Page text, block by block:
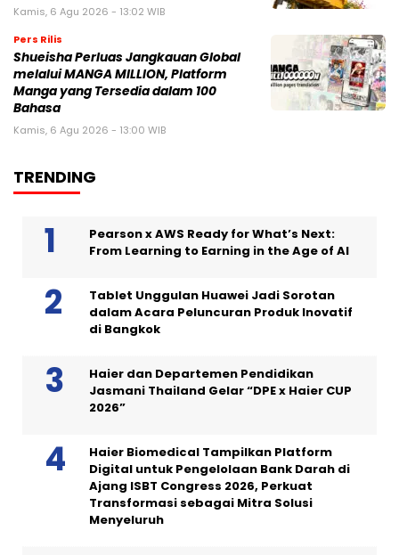
Kamis, 6 Agu 2026 - 13:02 WIB
Pers Rilis
Shueisha Perluas Jangkauan Global
melalui MANGA MILLION, Platform
Manga yang Tersedia dalam 100
Bahasa
Kamis, 6 Agu 2026 - 13:00 WIB
TRENDING
Pearson x AWS Ready for What’s Next:
From Learning to Earning in the Age of AI
Tablet Unggulan Huawei Jadi Sorotan
dalam Acara Peluncuran Produk Inovatif
di Bangkok
Haier dan Departemen Pendidikan
Jasmani Thailand Gelar “DPE x Haier CUP
2026”
Haier Biomedical Tampilkan Platform
Digital untuk Pengelolaan Bank Darah di
Ajang ISBT Congress 2026, Perkuat
Transformasi sebagai Mitra Solusi
Menyeluruh